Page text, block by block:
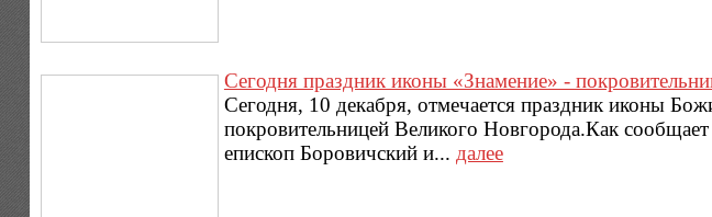
Сегодня праздник иконы «Знамение» -
Сегодня, 10 декабря, отмечается праздник иконы
покровительницей Великого Новгорода.Как
епископ Боровичский и... далее